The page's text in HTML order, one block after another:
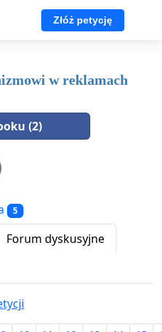
Złóż petycję
w reklamach
(2)
5
Forum dyskusyjne